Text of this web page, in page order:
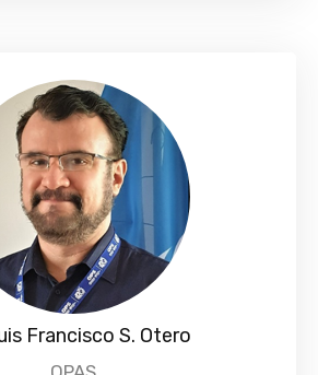
Francisco S. Otero